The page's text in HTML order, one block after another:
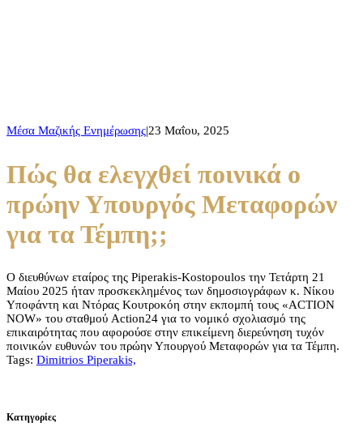
Μέσα Μαζικής Ενημέρωσης|23 Μαΐου, 2025
Πώς θα ελεγχθεί ποινικά ο
πρώην Υπουργός Μεταφορών
για τα Τέμπη;;
Ο διευθύνων εταίρος της Piperakis-Kostopoulos την Τετάρτη 21
Μαίου 2025 ήταν προσκεκλημένος των δημοσιογράφων κ. Νίκου
Υποφάντη και Ντόρας Κουτροκόη στην εκπομπή τους «ACTION
NOW» του σταθμού Action24 για το νομικό σχολιασμό της
επικαιρότητας που αφορούσε στην επικείμενη διερεύνηση τυχόν
ποινικών ευθυνών του πρώην Υπουργού Μεταφορών για τα Τέμπη.
Tags: Dimitrios Piperakis,
Κατηγορίες